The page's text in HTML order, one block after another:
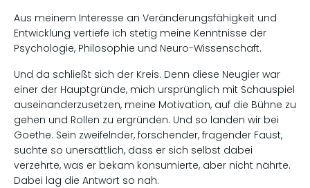
Aus meinem Interesse an Veränderungsfähigkeit und
Entwicklung vertiefe ich stetig meine Kenntnisse der
Psychologie, Philosophie und Neuro-Wissenschaft.
Und da schließt sich der Kreis. Denn diese Neugier war
einer der Hauptgründe, mich ursprünglich mit Schauspiel
auseinanderzusetzen, meine Motivation, auf die Bühne zu
gehen und Rollen zu ergründen. Und so landen wir bei
Goethe. Sein zweifelnder, forschender, fragender Faust,
suchte so unersättlich, dass er sich selbst dabei
verzehrte, was er bekam konsumierte, aber nicht nährte.
Dabei lag die Antwort so nah.